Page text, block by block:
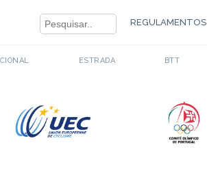
REGULAMENTOS
ESTRADA BTT